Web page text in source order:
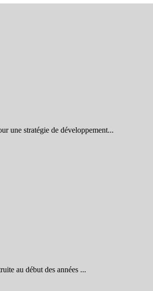
une stratégie de développement...
au début des années ...